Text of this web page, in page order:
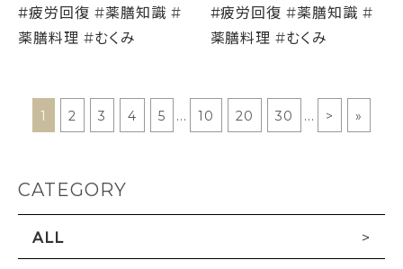
#疲労回復 #薬膳知識 #
薬膳料理 #むくみ
#疲労回復 #薬膳知識 #
薬膳料理 #むくみ
1 2 3 4 5 ... 10 20 30 ... > »
CATEGORY
ALL